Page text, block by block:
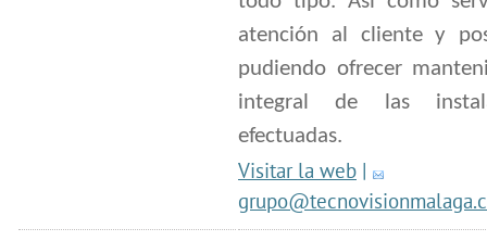
atención al cliente y
pudiendo ofrecer
integral de las
efectuadas.
Visitar la web |